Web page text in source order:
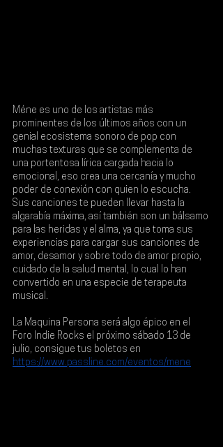
Méne es uno de los artistas más
prominentes de los últimos años con un
genial ecosistema sonoro de pop con
muchas texturas que se complementa de
una portentosa lírica cargada hacia lo
emocional, eso crea una cercanía y mucho
poder de conexión con quien lo escucha.
Sus canciones te pueden llevar hasta la
algarabía máxima, así también son un bálsamo
para las heridas y el alma, ya que toma sus
experiencias para cargar sus canciones de
amor, desamor y sobre todo de amor propio,
cuidado de la salud mental, lo cual lo han
convertido en una especie de terapeuta
musical.
La Maquina Persona será algo épico en el
Foro Indie Rocks el próximo sábado 13 de
julio, consigue tus boletos en
https://www.passline.com/eventos/mene